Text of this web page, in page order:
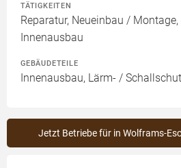
TÄTIGKEITEN
Reparatur, Neueinbau /
Innenausbau
GEBÄUDETEILE
Innenausbau, Lärm- /
Jetzt Betriebe für in Wolframs-